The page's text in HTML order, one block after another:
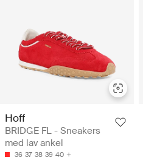
Hoff
BRIDGE FL - Sneakers
med lav ankel
36 37 38 39 40